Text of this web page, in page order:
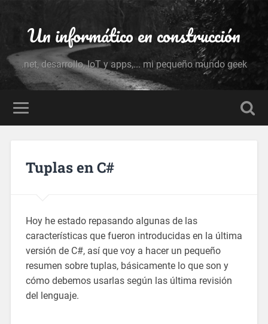
Un informático en construcción
.net, desarrollo, IoT y apps,... mi pequeño mundo geek
Tuplas en C#
Hoy he estado repasando algunas de las
características que fueron introducidas en la última
versión de C#, así que voy a hacer un pequeño
resumen sobre tuplas, básicamente lo que son y
cómo debemos usarlas según las última revisión
del lenguaje.